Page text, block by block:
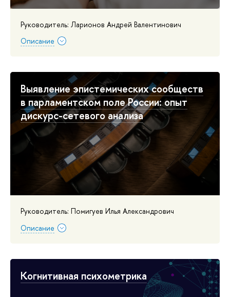
Руководитель: Ларионов Андрей Валентинович
Описание
Выявление эпистемических сообществ
в парламентском поле России: опыт
дискурс-сетевого анализа
Руководитель: Помигуев Илья Александрович
Описание
Когнитивная психометрика